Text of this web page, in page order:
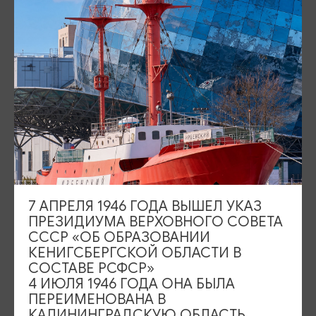
Площадь Победы, 1Закрыто
ул. Октябрьская, 2/3Открыто
События
Туры и экскурсии
Где поесть
Чем заняться
Где остановиться
О путешествии в КО
Туристический центр
Подпишитесь на рассылку
7 АПРЕЛЯ 1946 ГОДА ВЫШЕЛ УКАЗ
ПРЕЗИДИУМА ВЕРХОВНОГО СОВЕТА
СССР «ОБ ОБРАЗОВАНИИ
КЕНИГСБЕРГСКОЙ ОБЛАСТИ В
СОСТАВЕ РСФСР»
4 ИЮЛЯ 1946 ГОДА ОНА БЫЛА
ПЕРЕИМЕНОВАНА В